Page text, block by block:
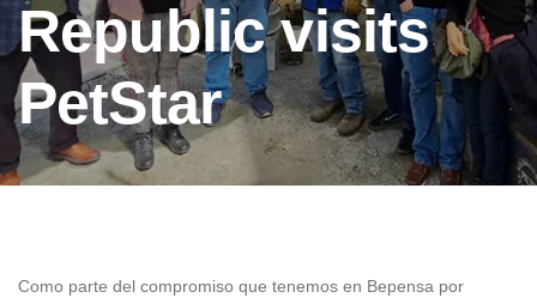
Republic visits
PetStar
Como parte del compromiso que tenemos en Bepensa por